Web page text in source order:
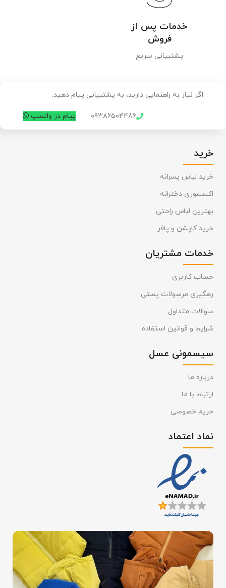
خدمات پس از
فروش
پشتیبانی سریع
اگر نیاز به راهنمایی دارید، به پشتیبانی پیام دهید.
۰۹۳۸۶۵۰۴۴۸۶ پیام در واتسپ
خرید
خرید لباس پسرانه
اکسسوری دخترانه
بهترین لباس راحتی
خرید کاپشن و پافر
خدمات مشتریان
حساب کاربری
رهگیری مرسولات پستی
سوالات متداول
شرایط و قوانین استفاده
سیسمونی عسل
درباره ما
ارتباط با ما
حریم خصوصی
نماد اعتماد